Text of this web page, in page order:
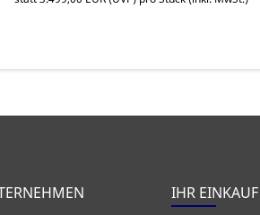
IHR EINKAUF